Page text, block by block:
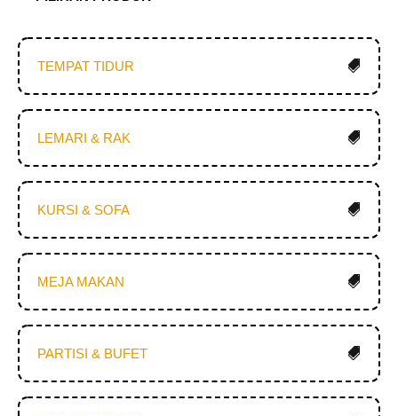
TEMPAT TIDUR
LEMARI & RAK
KURSI & SOFA
MEJA MAKAN
PARTISI & BUFET